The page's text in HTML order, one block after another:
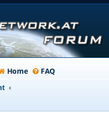
Home FAQ